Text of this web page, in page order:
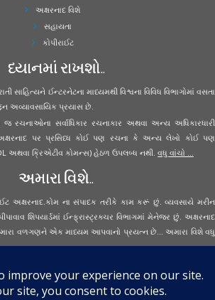
અક્ષરનાદ વિશે
સહાયતા
કોપીરાઈટ
ધ્યાનમાં રાખશો..
સાહિત્યને ઈન્ટરનેટના માધ્યમથી વિશ્વના વિવિધ વિભાગોમાં વસતા
અવ્યાવસાયિક પ્રયાસ છે.
સર્વાધિકાર રચનાકાર અથવા અન્ય અધિકારધારી
અક્ષરનાદ પર પ્રસિધ્ધ કોઈ પણ રચના કે અન્ય લેખો કોઈ પણ
અથવા ક્રિએટીવ કોમન્સ) હેઠળ ઉપલબ્ધ નથી. વધુ વાંચો ...
અમારા વિશે..
અક્ષરનાદ.કોમ ના સંપાદક તરીકે કામ કરૂં છું. વ્યવસાયે મરીન
શિપયાર્ડમાં ઈન્ફ્રાસ્ટ્રક્ચર વિભાગમાં મેનેજર છું. અક્ષરનાદ
મારા વળગણને એક માધ્યમ આપવાનો પ્રયત્ન છે... અમારા વિશે વધુ
Site Assurance